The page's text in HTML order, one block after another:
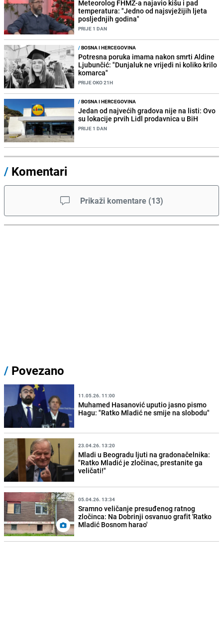
Meteorolog FHMZ-a najavio kišu i pad
temperatura: "Jedno od najsvježijih ljeta
posljednjih godina"
PRIJE 1 DAN
/BOSNA I HERCEGOVINA
Potresna poruka imama nakon smrti Aldine
Ljubunčić: "Dunjaluk ne vrijedi ni koliko krilo
komarca"
PRIJE OKO 21H
/BOSNA I HERCEGOVINA
Jedan od najvećih gradova nije na listi: Ovo
su lokacije prvih Lidl prodavnica u BiH
PRIJE 1 DAN
/ Komentari
Prikaži komentare (13)
/ Povezano
11.05.26. 11:00
Muhamed Hasanović uputio jasno pismo
Hagu: "Ratko Mladić ne smije na slobodu"
23.04.26. 13:20
Mladi u Beogradu ljuti na gradonačelnika:
"Ratko Mladić je zločinac, prestanite ga
veličati!"
05.04.26. 13:34
Sramno veličanje presuđenog ratnog
zločinca: Na Dobrinji osvanuo grafit 'Ratko
Mladić Bosnom harao'